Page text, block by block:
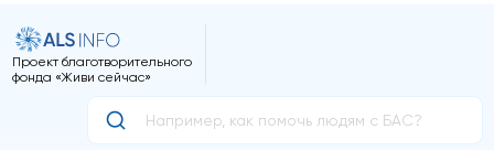
Проект благотворительного
фонда «Живи сейчас»